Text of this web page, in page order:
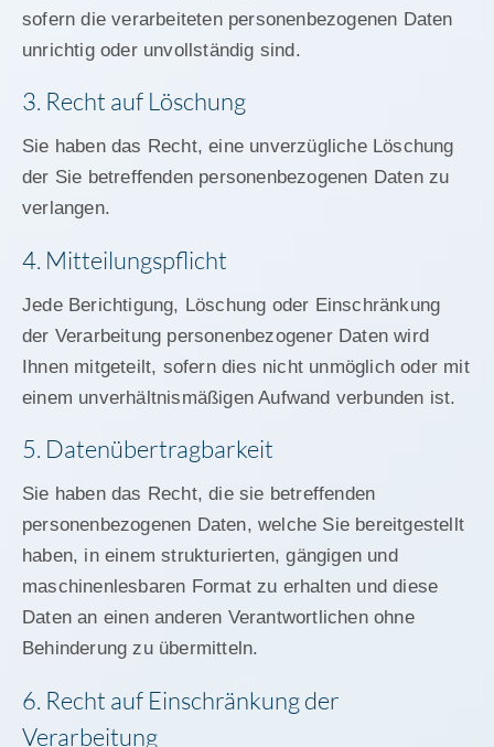
sofern die verarbeiteten personenbezogenen Daten
unrichtig oder unvollständig sind.
3. Recht auf Löschung
Sie haben das Recht, eine unverzügliche Löschung
der Sie betreffenden personenbezogenen Daten zu
verlangen.
4. Mitteilungspflicht
Jede Berichtigung, Löschung oder Einschränkung
der Verarbeitung personenbezogener Daten wird
Ihnen mitgeteilt, sofern dies nicht unmöglich oder mit
einem unverhältnismäßigen Aufwand verbunden ist.
5. Datenübertragbarkeit
Sie haben das Recht, die sie betreffenden
personenbezogenen Daten, welche Sie bereitgestellt
haben, in einem strukturierten, gängigen und
maschinenlesbaren Format zu erhalten und diese
Daten an einen anderen Verantwortlichen ohne
Behinderung zu übermitteln.
6. Recht auf Einschränkung der
Verarbeitung